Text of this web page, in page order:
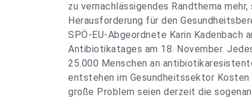
zu vernachlässigendes Randthema
Herausforderung für den
SPÖ-EU-Abgeordnete Karin Kadenbach
Antibiotikatages am 18. November.
25.000 Menschen an
entstehen im Gesundheitssektor Kosten
große Problem seien derzeit die